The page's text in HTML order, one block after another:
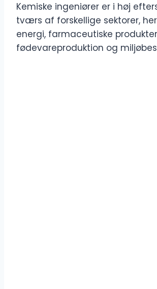
Kemiske ingeniører er i høj
tværs af forskellige sektorer,
energi, farmaceutiske
fødevareproduktion og